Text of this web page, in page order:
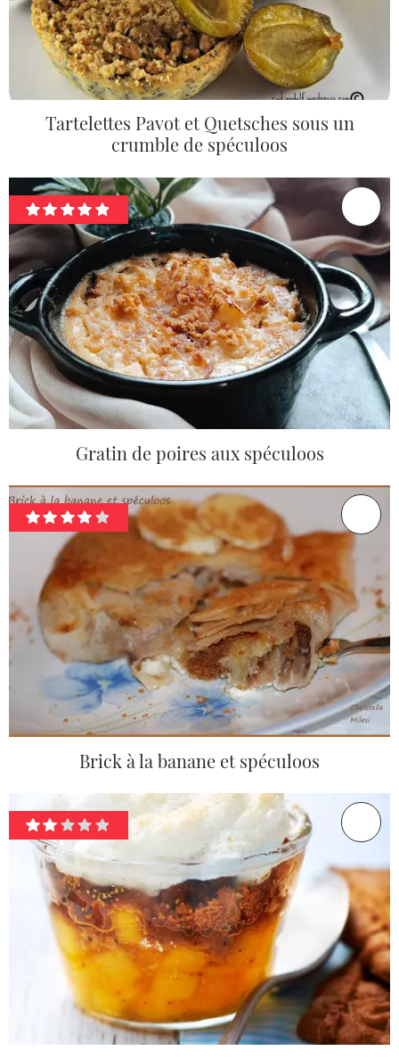
Tartelettes Pavot et Quetsches sous un
crumble de spéculoos
Gratin de poires aux spéculoos
Brick à la banane et spéculoos